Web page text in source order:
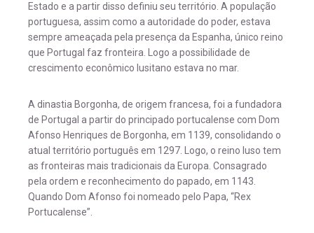
Estado e a partir disso definiu seu território. A população
portuguesa, assim como a autoridade do poder, estava
sempre ameaçada pela presença da Espanha, único reino
que Portugal faz fronteira. Logo a possibilidade de
crescimento econômico lusitano estava no mar.
A dinastia Borgonha, de origem francesa, foi a fundadora
de Portugal a partir do principado portucalense com Dom
Afonso Henriques de Borgonha, em 1139, consolidando o
atual território português em 1297. Logo, o reino luso tem
as fronteiras mais tradicionais da Europa. Consagrado
pela ordem e reconhecimento do papado, em 1143.
Quando Dom Afonso foi nomeado pelo Papa, “Rex
Portucalense”.